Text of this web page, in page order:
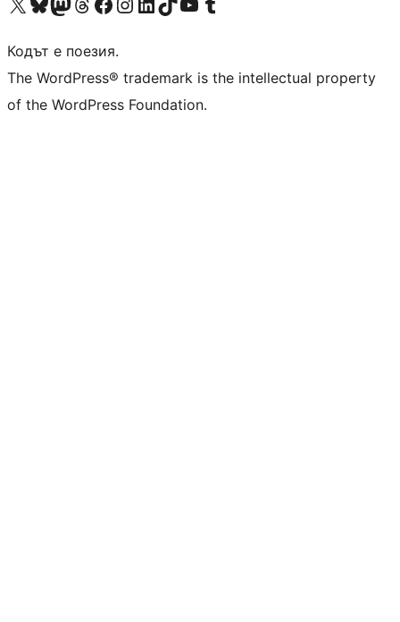
Кодът е поезия.
The WordPress® trademark is the intellectual property
of the WordPress Foundation.